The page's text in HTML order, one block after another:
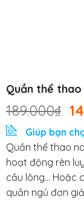
Quần thể
189.000₫
Giúp bạn
Quần thể thao
hoạt động rèn
cầu lông… Hoặc
quần ngủ đơn